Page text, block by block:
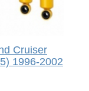
Cruiser
1996-2002